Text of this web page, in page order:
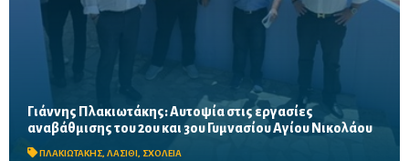
Γιάννης Πλακιωτάκης: Αυτοψία στις εργασίες
αναβάθμισης του 2ου και 3ου Γυμνασίου Αγίου Νικολάου
ΠΛΑΚΙΩΤΑΚΗΣ, ΛΑΣΙΘΙ, ΣΧΟΛΕΙΑ
Οι παρεμβάσεις του προγράμματος «Μαριέττα Γιαννάκου»
αναμένεται να ολοκληρωθούν πριν από τη νέα σχολική χρονιά –
Προβλέπονται ανακαινίσεις αιθουσών, αύλειων και...